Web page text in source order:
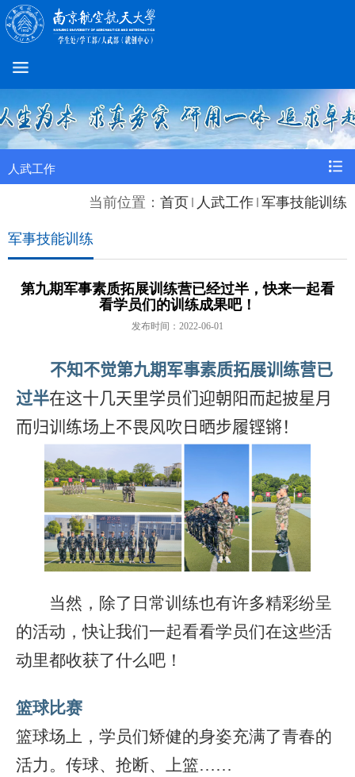
人武工作
当前位置： 首页 人武工作 军事技能训练
军事技能训练
第九期军事素质拓展训练营已经过半，快来一起看
看学员们的训练成果吧！
发布时间：2022-06-01
不知不觉第九期军事素质拓展训练营已
过半在这十几天里学员们迎朝阳而起披星月
而归训练场上不畏风吹日晒步履铿锵！
当然，除了日常训练也有许多精彩纷呈
的活动，快让我们一起看看学员们在这些活
动里都收获了什么吧！
篮球比赛
篮球场上，学员们矫健的身姿充满了青春的
活力。传球、抢断、上篮……